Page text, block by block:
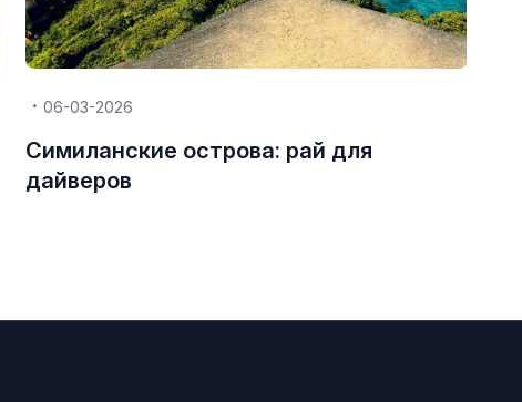
06-03-2026
Симиланские острова: рай для
дайверов